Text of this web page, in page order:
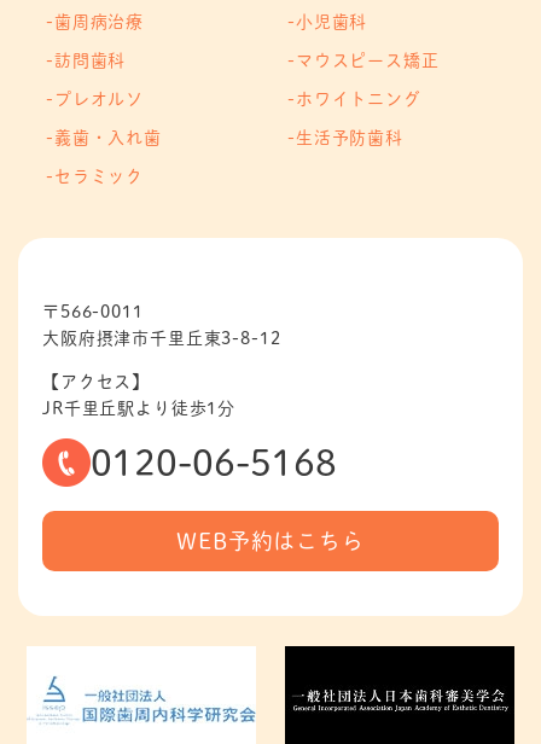
歯周病治療 小児歯科
訪問歯科 マウスピース矯正
プレオルソ ホワイトニング
義歯・入れ歯 生活予防歯科
セラミック
〒566-0011
大阪府摂津市千里丘東3-8-12
【アクセス】
JR千里丘駅より徒歩1分
0120-06-5168
WEB予約はこちら